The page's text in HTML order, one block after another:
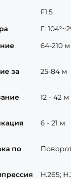
F1.5
Г:
64-210 м
за
25-84 м
12 - 42 м
6 - 21 м
по
H.265;